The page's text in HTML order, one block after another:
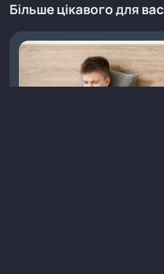
Більше цікавого для вас